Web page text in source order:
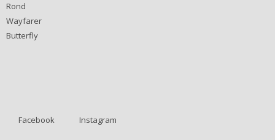
Rond
Wayfarer
Butterfly
Facebook Instagram